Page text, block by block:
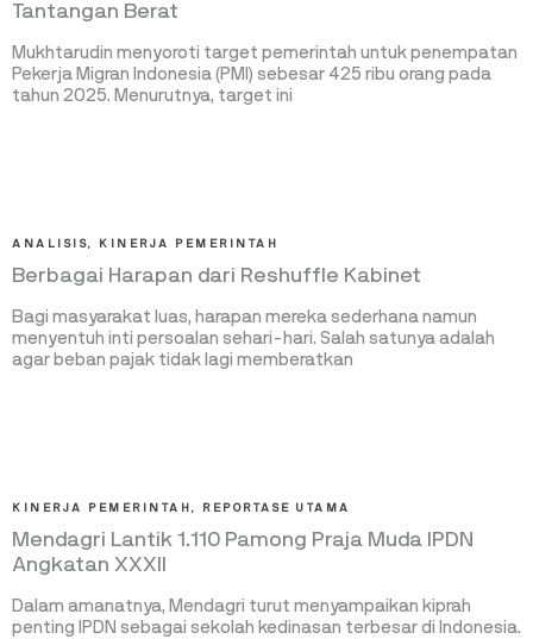
Tantangan Berat
Mukhtarudin menyoroti target pemerintah untuk penempatan
Pekerja Migran Indonesia (PMI) sebesar 425 ribu orang pada
tahun 2025. Menurutnya, target ini
ANALISIS, KINERJA PEMERINTAH
Berbagai Harapan dari Reshuffle Kabinet
Bagi masyarakat luas, harapan mereka sederhana namun
menyentuh inti persoalan sehari-hari. Salah satunya adalah
agar beban pajak tidak lagi memberatkan
KINERJA PEMERINTAH , REPORTASE UTAMA
Mendagri Lantik 1.110 Pamong Praja Muda IPDN
Angkatan XXXII
Dalam amanatnya, Mendagri turut menyampaikan kiprah
penting IPDN sebagai sekolah kedinasan terbesar di Indonesia.